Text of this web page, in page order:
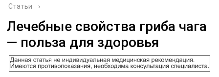
Статьи ›
Лечебные свойства гриба чага
— польза для здоровья